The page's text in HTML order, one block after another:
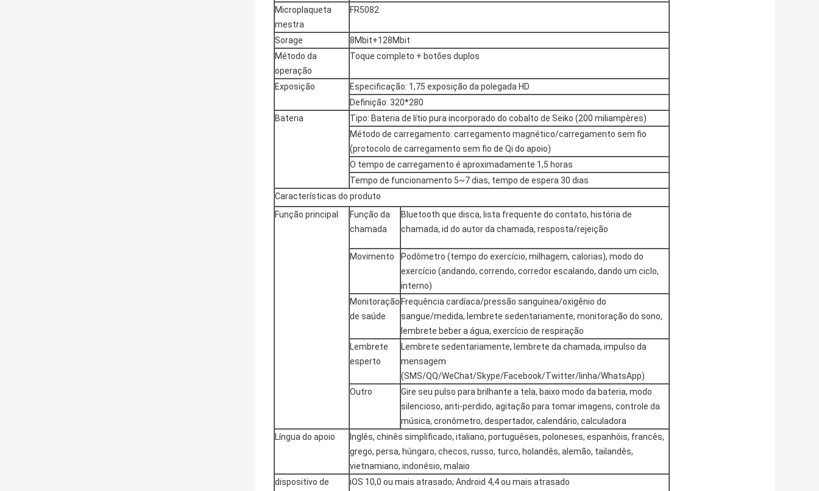
Microplaqueta
mestra
FR5082
Sorage
8Mbit+128Mbit
Método da
operação
Toque completo + botões duplos
Exposição
Especificação: 1,75 exposição da polegada HD
Definição: 320*280
Bateria
Tipo: Bateria de lítio pura incorporado do cobalto de Seiko (200 miliampères)
Método de carregamento: carregamento magnético/carregamento sem fio
(protocolo de carregamento sem fio de Qi do apoio)
O tempo de carregamento é aproximadamente 1,5 horas
Tempo de funcionamento 5~7 dias, tempo de espera 30 dias
Características do produto
Função principal
Função da
chamada
Bluetooth que disca, lista frequente do contato, história de
chamada, id do autor da chamada, resposta/rejeição
Movimento
Podômetro (tempo do exercício, milhagem, calorias), modo do
exercício (andando, correndo, corredor escalando, dando um ciclo,
interno)
Monitoração
de saúde
Frequência cardíaca/pressão sanguínea/oxigênio do
sangue/medida, lembrete sedentariamente, monitoração do sono,
lembrete beber a água, exercício de respiração
Lembrete
esperto
Lembrete sedentariamente, lembrete da chamada, impulso da
mensagem
(SMS/QQ/WeChat/Skype/Facebook/Twitter/linha/WhatsApp)
Outro
Gire seu pulso para brilhante a tela, baixo modo da bateria, modo
silencioso, anti-perdido, agitação para tomar imagens, controle da
música, cronômetro, despertador, calendário, calculadora
Língua do apoio
Inglês, chinês simplificado, italiano, portuguêses, poloneses, espanhóis, francês,
grego, persa, húngaro, checos, russo, turco, holandês, alemão, tailandês,
vietnamiano, indonésio, malaio
dispositivo de
iOS 10,0 ou mais atrasado; Android 4,4 ou mais atrasado